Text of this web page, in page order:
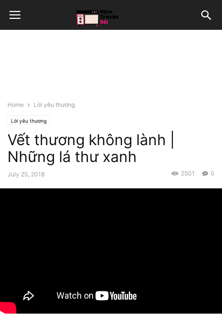
Home Lời yêu thương
Lời yêu thương
Vết thương không lành |
Những lá thư xanh
July 25, 2018 0
2501